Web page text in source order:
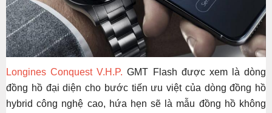
Longines Conquest V.H.P. GMT Flash được xem là dòng
đồng hồ đại diện cho bước tiến ưu việt của dòng đồng hồ
hybrid công nghệ cao, hứa hẹn sẽ là mẫu đồng hồ không